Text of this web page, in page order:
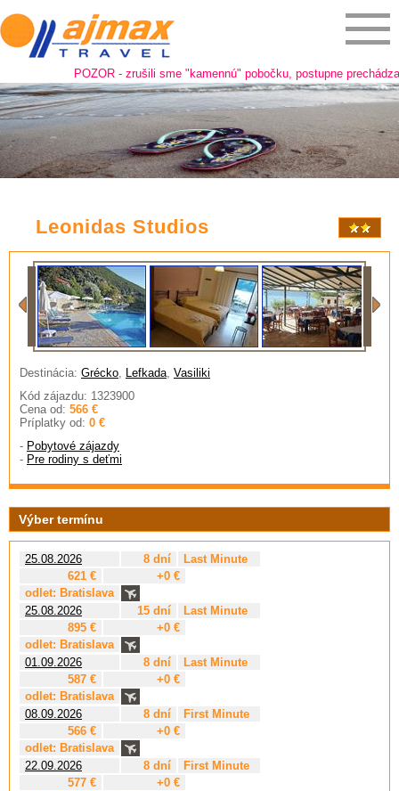
POZOR - zrušili sme "kamennú" pobočku, postupne
Leonidas Studios
Destinácia: Grécko, Lefkada, Vasiliki
Kód zájazdu: 1323900
Cena od: 566 €
Príplatky od: 0 €
- Pobytové zájazdy
- Pre rodiny s deťmi
Výber termínu
25.08.2026 8 dní
Last Minute
621 €
+0 €
odlet: Bratislava
25.08.2026
15 dní
Last Minute
895 €
+0 €
odlet: Bratislava
01.09.2026
8 dní
Last Minute
587 €
+0 €
odlet: Bratislava
08.09.2026
8 dní
First Minute
566 €
+0 €
odlet: Bratislava
22.09.2026
8 dní
First Minute
577 €
+0 €